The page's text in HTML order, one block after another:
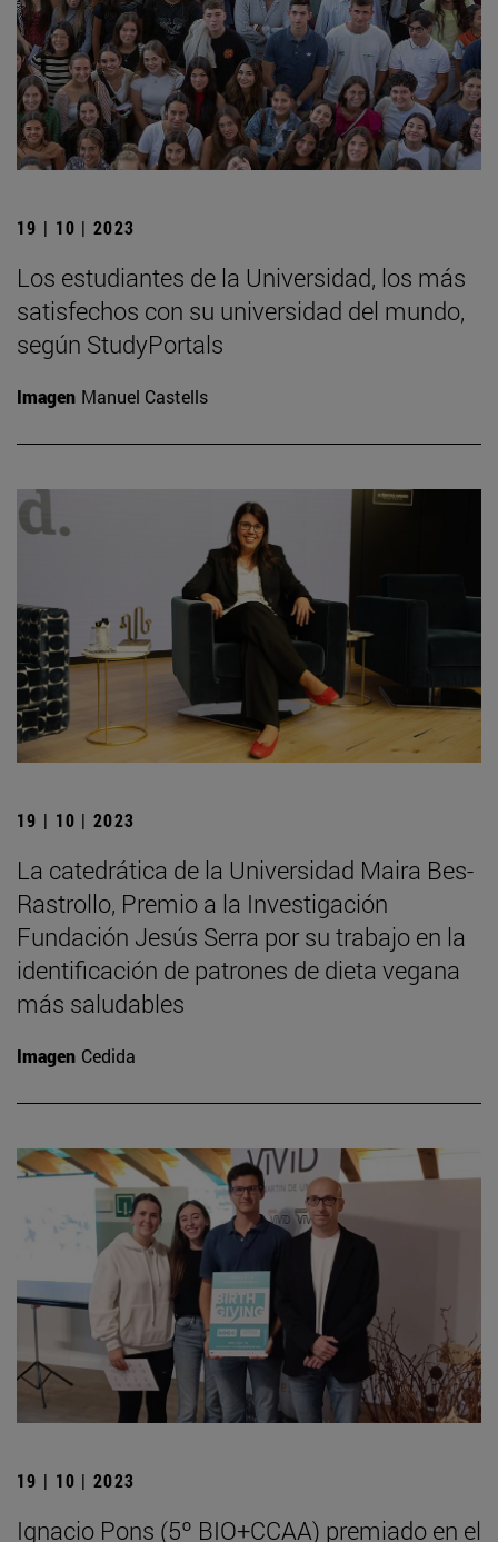
19 | 10 | 2023
Los estudiantes de la Universidad, los más
satisfechos con su universidad del mundo,
según StudyPortals
Imagen Manuel Castells
19 | 10 | 2023
La catedrática de la Universidad Maira Bes-
Rastrollo, Premio a la Investigación
Fundación Jesús Serra por su trabajo en la
identificación de patrones de dieta vegana
más saludables
Imagen Cedida
19 | 10 | 2023
Ignacio Pons (5º BIO+CCAA) premiado en el